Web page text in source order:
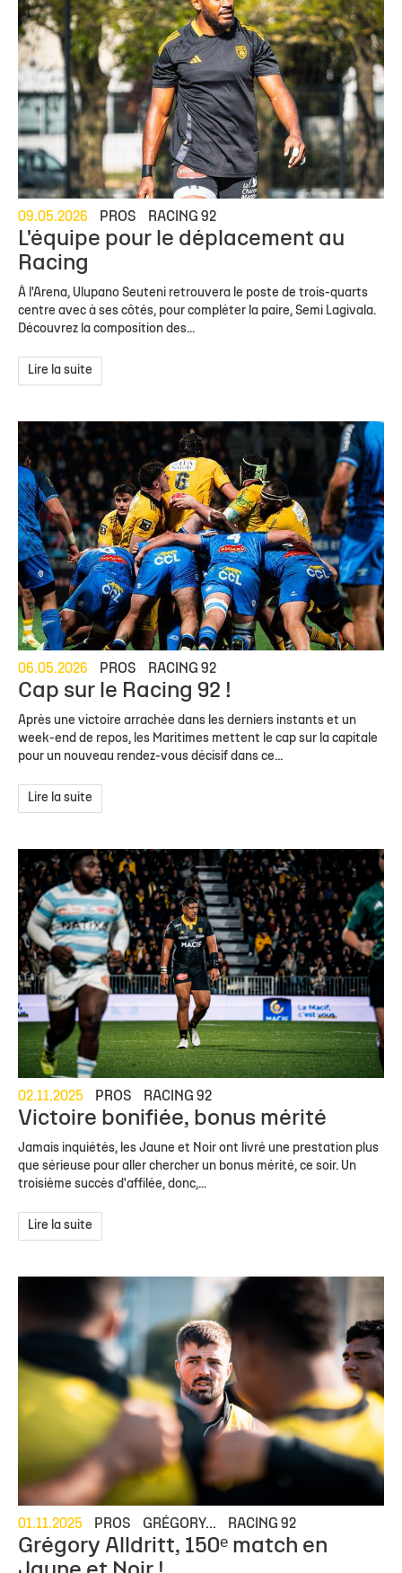
09.05.2026 PROS RACING 92
L'équipe pour le déplacement au
Racing
À l'Arena, Ulupano Seuteni retrouvera le poste de trois-quarts
centre avec à ses côtés, pour compléter la paire, Semi Lagivala.
Découvrez la composition des...
Lire la suite
06.05.2026 PROS RACING 92
Cap sur le Racing 92 !
Après une victoire arrachée dans les derniers instants et un
week-end de repos, les Maritimes mettent le cap sur la capitale
pour un nouveau rendez-vous décisif dans ce...
Lire la suite
02.11.2025 PROS RACING 92
Victoire bonifiée, bonus mérité
Jamais inquiétés, les Jaune et Noir ont livré une prestation plus
que sérieuse pour aller chercher un bonus mérité, ce soir. Un
troisième succès d'affilée, donc,...
Lire la suite
01.11.2025 PROS GRÉGORY... RACING 92
Grégory Alldritt, 150ᵉ match en